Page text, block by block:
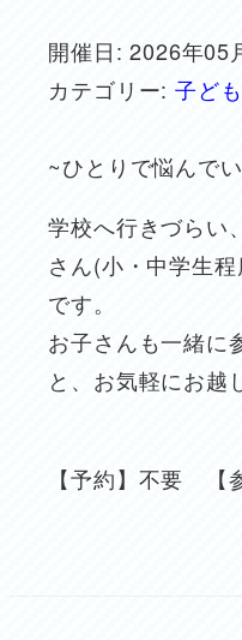
開催日: 2026年05
カテゴリー: 子ど
~ひとりで悩んで
学校へ行きづらい
さん(小・中学生
です。
お子さんも一緒に
と、お気軽にお越
【予約】不要 【